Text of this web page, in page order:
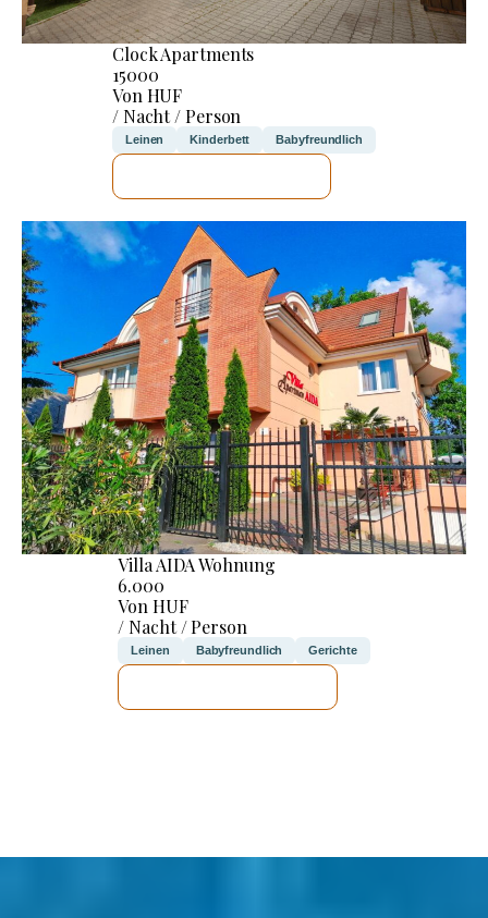
Clock Apartments
15000
Von HUF
/ Nacht / Person
Leinen Kinderbett Babyfreundlich
Villa AIDA Wohnung
6.000
Von HUF
/ Nacht / Person
Leinen Babyfreundlich Gerichte